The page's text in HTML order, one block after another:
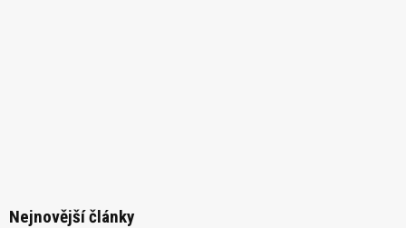
Nejnovější články